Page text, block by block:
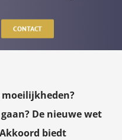
CONTACT
De nieuwe wet
biedt